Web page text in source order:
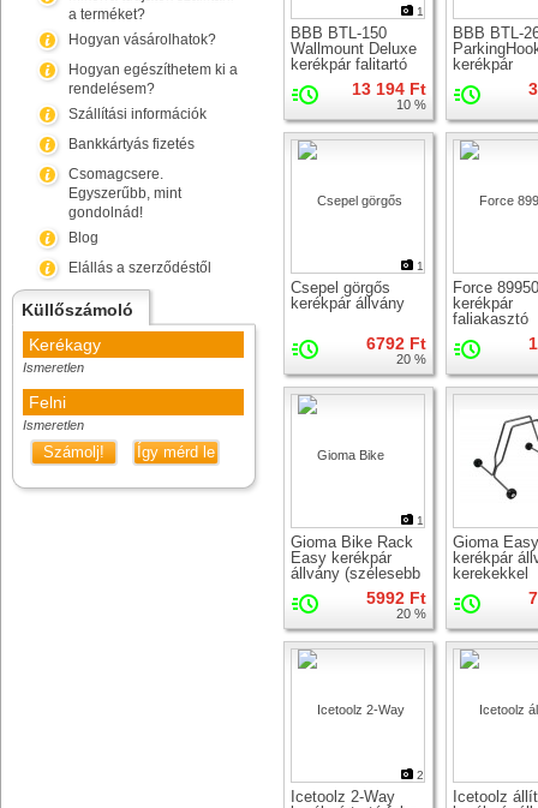
a terméket?
Hogyan vásárolhatok?
Hogyan egészíthetem ki a
rendelésem?
Szállítási információk
Bankkártyás fizetés
Csomagcsere.
Egyszerűbb, mint
gondolnád!
Blog
Elállás a szerződéstől
Küllőszámoló
Kerékagy
Ismeretlen
Felni
Ismeretlen
Számolj! Így mérd le
1
BBB BTL-150
Wallmount Deluxe
kerékpár falitartó
13 194 Ft
10 %
BBB BTL-
kerékpár
1
Csepel görgős
kerékpár állvány
6792 Ft
20 %
Force 89950
kerékpár
faliakasztó
1
Gioma Bike Rack
Easy kerékpár
állvány (szélesebb
5992 Ft
20 %
Gioma Easy
kerékpár
kerekekkel
2
Icetoolz 2-Way
Icetoolz